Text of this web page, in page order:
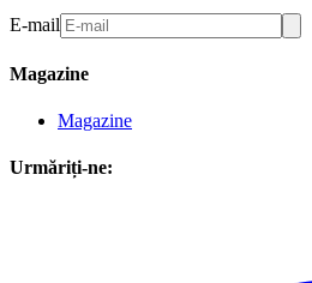
E-mail
Magazine
Magazine
Urmăriți-ne: